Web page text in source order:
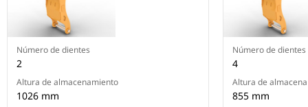
Número de dientes
2
Altura de almacenamiento
1026 mm
Número de dientes
4
Altura de
855 mm